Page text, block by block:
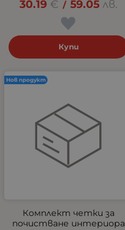
30.19 € / 59.05 лв.
Купи
Комплект четки за
почистване интериора
Нов продукт